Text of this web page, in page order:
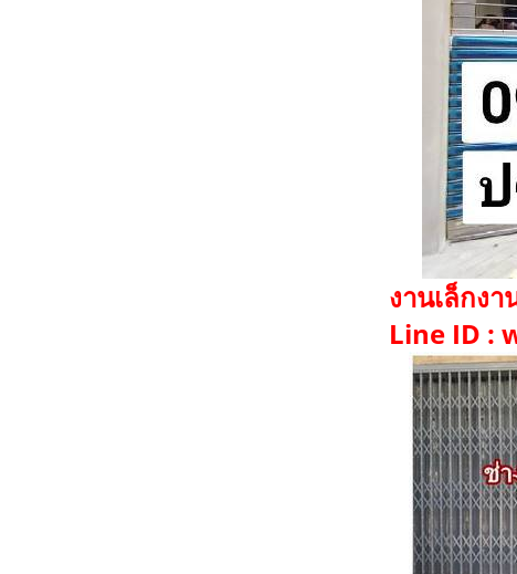
งานเล็กง
Line ID :